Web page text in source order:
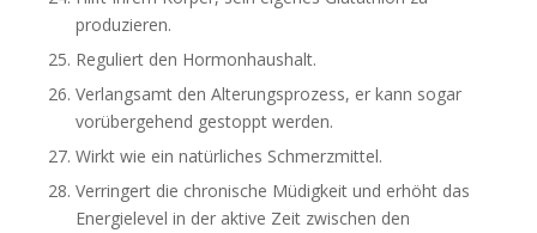
produzieren.
Reguliert den Hormonhaushalt.
Verlangsamt den Alterungsprozess, er kann sogar
vorübergehend gestoppt werden.
Wirkt wie ein natürliches Schmerzmittel.
Verringert die chronische Müdigkeit und erhöht das
Energielevel in der aktive Zeit zwischen den